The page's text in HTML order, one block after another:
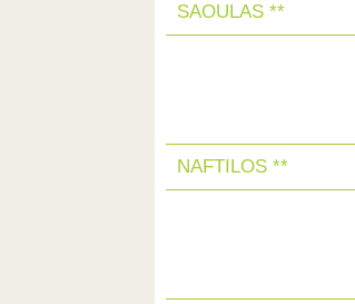
SAOULAS **
NAFTILOS **